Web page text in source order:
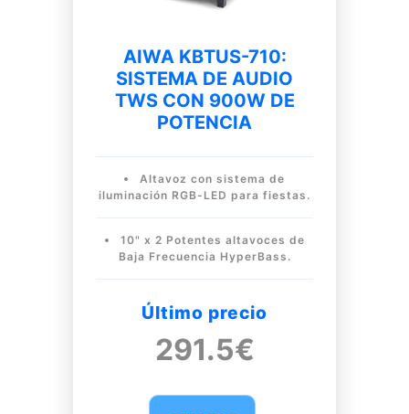
AIWA KBTUS-710:
SISTEMA DE AUDIO
TWS CON 900W DE
POTENCIA
Altavoz con sistema de
iluminación RGB-LED para fiestas.
10" x 2 Potentes altavoces de
Baja Frecuencia HyperBass.
Último precio
291.5€